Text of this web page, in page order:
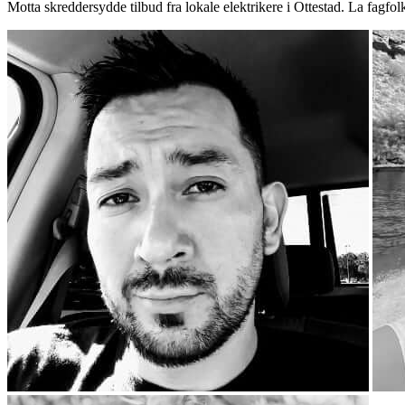
Motta skreddersydde tilbud fra lokale elektrikere i Ottestad. La